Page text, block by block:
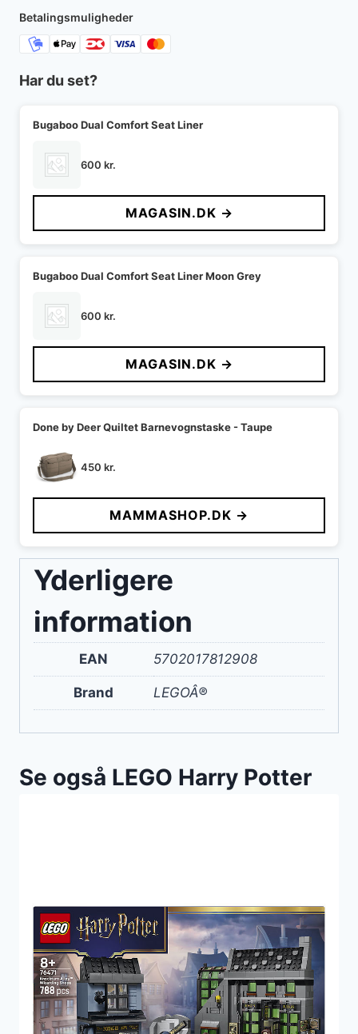
Betalingsmuligheder
Har du set?
Bugaboo Dual Comfort Seat Liner
600 kr.
MAGASIN.DK →
Bugaboo Dual Comfort Seat Liner Moon Grey
600 kr.
MAGASIN.DK →
Done by Deer Quiltet Barnevognstaske - Taupe
450 kr.
MAMMASHOP.DK →
Yderligere
information
EAN 5702017812908
Brand LEGOÂ®
Se også LEGO Harry Potter